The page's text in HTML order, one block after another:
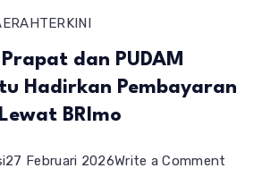
TERKINI
dan PUDAM
Hadirkan Pembayaran
BRImo
27 Februari 2026Write a Comment